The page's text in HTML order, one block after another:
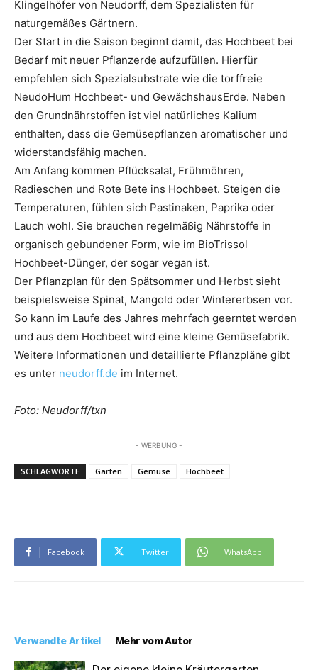
Klingelhöfer von Neudorff, dem Spezialisten für
naturgemäßes Gärtnern.
Der Start in die Saison beginnt damit, das Hochbeet bei
Bedarf mit neuer Pflanzerde aufzufüllen. Hierfür
empfehlen sich Spezialsubstrate wie die torffreie
NeudoHum Hochbeet- und GewächshausErde. Neben
den Grundnährstoffen ist viel natürliches Kalium
enthalten, dass die Gemüsepflanzen aromatischer und
widerstandsfähig machen.
Am Anfang kommen Pflücksalat, Frühmöhren,
Radieschen und Rote Bete ins Hochbeet. Steigen die
Temperaturen, fühlen sich Pastinaken, Paprika oder
Lauch wohl. Sie brauchen regelmäßig Nährstoffe in
organisch gebundener Form, wie im BioTrissol
Hochbeet-Dünger, der sogar vegan ist.
Der Pflanzplan für den Spätsommer und Herbst sieht
beispielsweise Spinat, Mangold oder Wintererbsen vor.
So kann im Laufe des Jahres mehrfach geerntet werden
und aus dem Hochbeet wird eine kleine Gemüsefabrik.
Weitere Informationen und detaillierte Pflanzpläne gibt
es unter neudorff.de im Internet.
Foto: Neudorff/txn
- WERBUNG -
SCHLAGWORTE Garten Gemüse Hochbeet
Facebook Twitter WhatsApp
Verwandte Artikel Mehr vom Autor